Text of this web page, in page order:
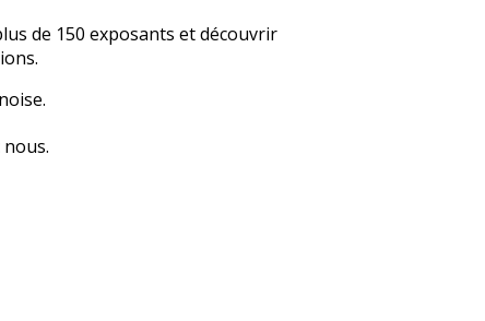
de 150 exposants et découvrir